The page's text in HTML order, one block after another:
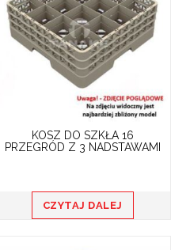
KOSZ DO SZKŁA 16
PRZEGRÓD Z 3 NADSTAWAMI
CZYTAJ DALEJ